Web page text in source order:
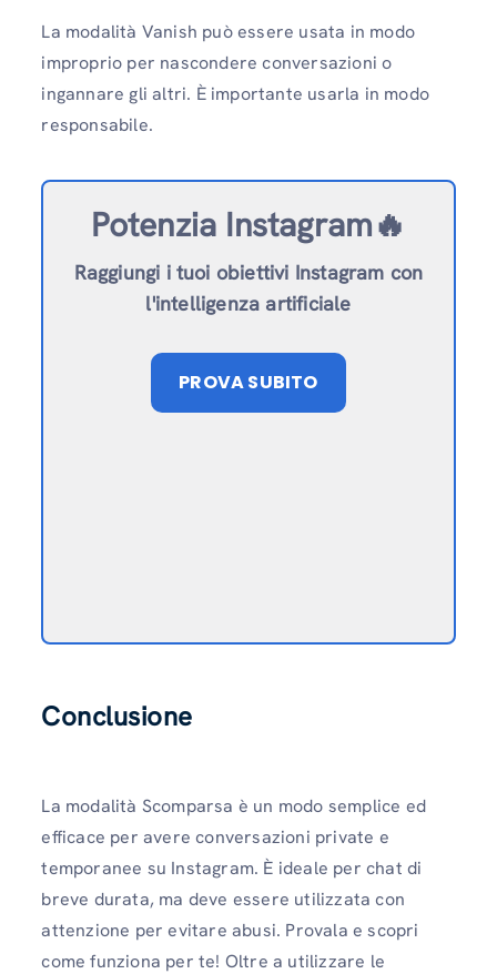
La modalità Vanish può essere usata in modo
improprio per nascondere conversazioni o
ingannare gli altri. È importante usarla in modo
responsabile.
Potenzia Instagram🔥
Raggiungi i tuoi obiettivi Instagram con
l'intelligenza artificiale
PROVA SUBITO
Conclusione
La modalità Scomparsa è un modo semplice ed
efficace per avere conversazioni private e
temporanee su Instagram. È ideale per chat di
breve durata, ma deve essere utilizzata con
attenzione per evitare abusi. Provala e scopri
come funziona per te! Oltre a utilizzare le